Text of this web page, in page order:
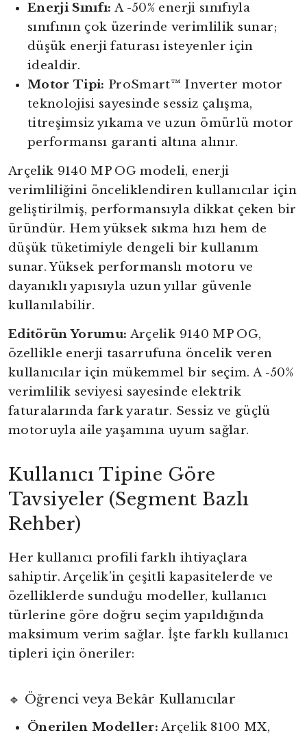
Enerji Sınıfı: A -50% enerji sınıfıyla
sınıfının çok üzerinde verimlilik sunar;
düşük enerji faturası isteyenler için
idealdir.
Motor Tipi: ProSmart™ Inverter motor
teknolojisi sayesinde sessiz çalışma,
titreşimsiz yıkama ve uzun ömürlü motor
performansı garanti altına alınır.
Arçelik 9140 MP OG modeli, enerji
verimliliğini önceliklendiren kullanıcılar için
geliştirilmiş, performansıyla dikkat çeken bir
üründür. Hem yüksek sıkma hızı hem de
düşük tüketimiyle dengeli bir kullanım
sunar. Yüksek performanslı motoru ve
dayanıklı yapısıyla uzun yıllar güvenle
kullanılabilir.
Editörün Yorumu: Arçelik 9140 MP OG,
özellikle enerji tasarrufuna öncelik veren
kullanıcılar için mükemmel bir seçim. A -50%
verimlilik seviyesi sayesinde elektrik
faturalarında fark yaratır. Sessiz ve güçlü
motoruyla aile yaşamına uyum sağlar.
Kullanıcı Tipine Göre
Tavsiyeler (Segment Bazlı
Rehber)
Her kullanıcı profili farklı ihtiyaçlara
sahiptir. Arçelik’in çeşitli kapasitelerde ve
özelliklerde sunduğu modeller, kullanıcı
türlerine göre doğru seçim yapıldığında
maksimum verim sağlar. İşte farklı kullanıcı
tipleri için öneriler:
🔹 Öğrenci veya Bekâr Kullanıcılar
Önerilen Modeller: Arçelik 8100 MX,